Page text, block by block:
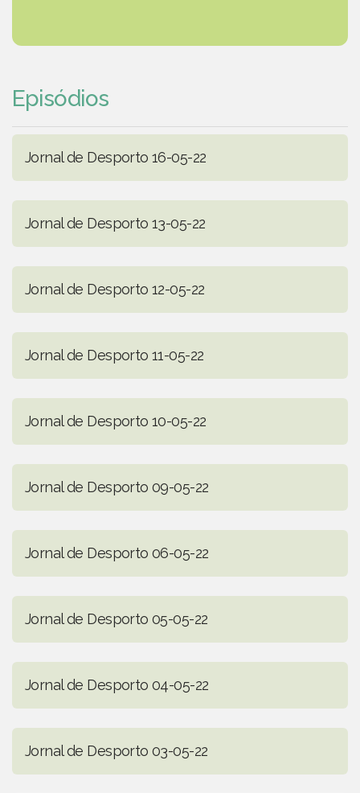
Episódios
Jornal de Desporto 16-05-22
Jornal de Desporto 13-05-22
Jornal de Desporto 12-05-22
Jornal de Desporto 11-05-22
Jornal de Desporto 10-05-22
Jornal de Desporto 09-05-22
Jornal de Desporto 06-05-22
Jornal de Desporto 05-05-22
Jornal de Desporto 04-05-22
Jornal de Desporto 03-05-22